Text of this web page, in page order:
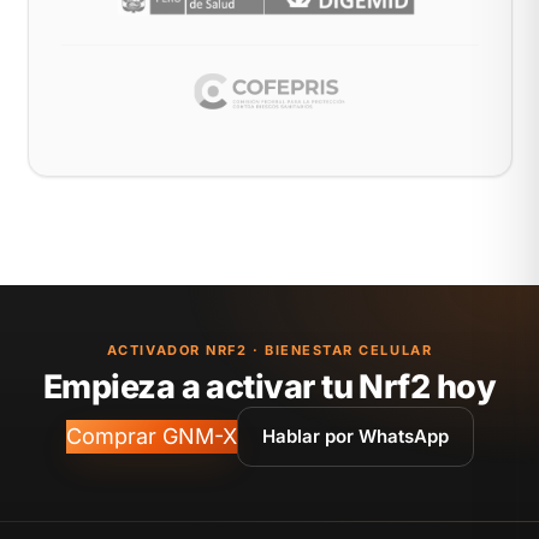
ACTIVADOR NRF2 · BIENESTAR CELULAR
Empieza a activar tu Nrf2 hoy
Comprar GNM-X Hablar por WhatsApp